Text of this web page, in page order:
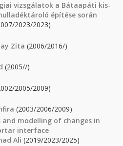
vizsgálatok a Bátaapáti kis-
építése során
2023/2023)
Zita (2006/2016/)
(2005//)
2005/2009)
(2003/2006/2009)
modelling of changes in
interface
Ali (2019/2023/2025)